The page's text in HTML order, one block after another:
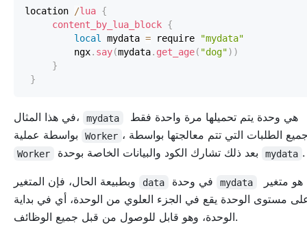
location /lua {
content_by_lua_block {
local mydata = require
"mydata"
         ngx
. say(mydata. get_age( "dog") )
}
}
في هذا المثال، mydata
Worker الطلبات التي تتم معالجتها بواسطة
Worker mydata .
data mydata
مستوى الوحدة يقع في الجزء العلوي من الوحدة، أي في بداية
الوحدة، وهو قابل للوصول من قبل جميع الوظائف.